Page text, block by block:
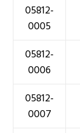
05812-
0005
05812-
0006
05812-
0007